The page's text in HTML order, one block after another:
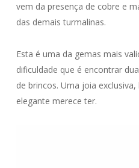
vem da presença de cobre e
das demais turmalinas.
Esta é uma da gemas mais
dificuldade que é encontrar
de brincos. Uma joia
elegante merece ter.